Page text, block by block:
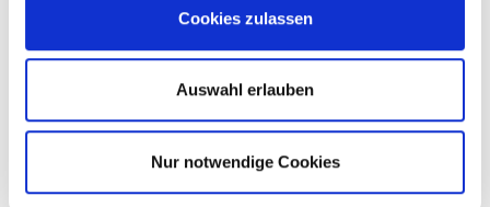
Cookies zulassen
Auswahl erlauben
Nur notwendige Cookies